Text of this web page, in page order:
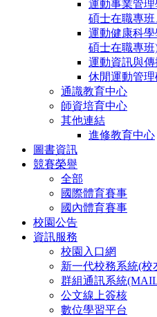
運動事業管理
碩士在職專
運動健康科學
碩士在職專班
運動資訊與
休閒運動管
通識教育中心
師資培育中心
其他連結
進修教育中心
圖書資訊
競賽榮譽
全部
國際體育賽事
國內體育賽事
校園公告
資訊服務
校園入口網
新一代校務系統(校
群組通訊系統
公文線上簽核
數位學習平台